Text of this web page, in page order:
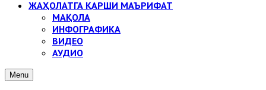
ЖАҲОЛАТГА ҚАРШИ МАЪРИФАТ
МАҚОЛА
ИНФОГРАФИКА
ВИДЕО
АУДИО
Menu